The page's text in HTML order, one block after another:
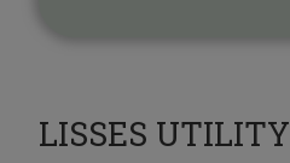
LISSES UTILITY